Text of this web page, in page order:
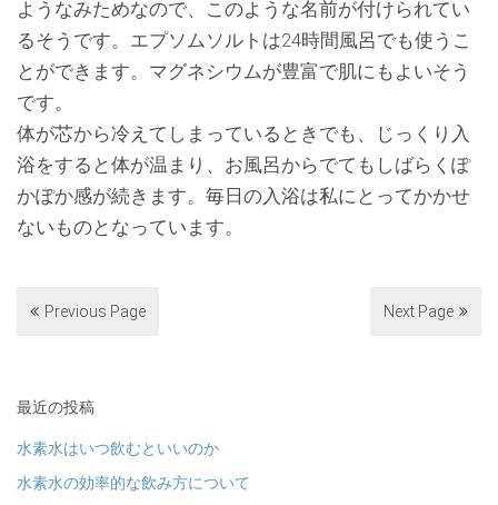
ようなみためなので、このような名前が付けられてい
るそうです。エプソムソルトは24時間風呂でも使うこ
とができます。マグネシウムが豊富で肌にもよいそう
です。
体が芯から冷えてしまっているときでも、じっくり入
浴をすると体が温まり、お風呂からでてもしばらくぽ
かぽか感が続きます。毎日の入浴は私にとってかかせ
ないものとなっています。
Previous Page Next Page
最近の投稿
水素水はいつ飲むといいのか
水素水の効率的な飲み方について